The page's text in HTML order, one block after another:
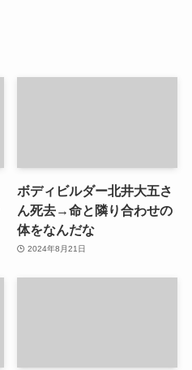
ボディビルダー北井大五さ
ん死去→命と隣り合わせの
体をなんだな
2024年8月21日